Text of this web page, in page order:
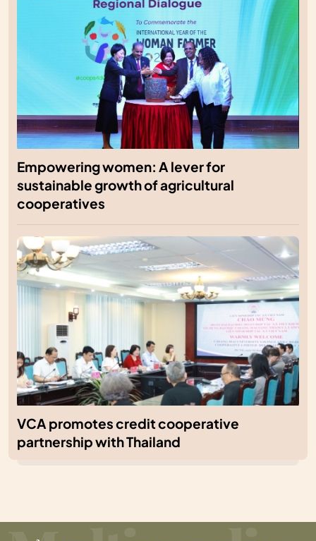
Empowering women: A lever for
sustainable growth of agricultural
cooperatives
VCA promotes credit cooperative
partnership with Thailand